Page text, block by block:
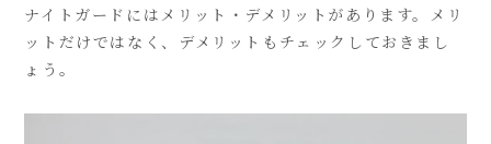
ナイトガードにはメリット・デメリットがあります。メリ
ットだけではなく、デメリットもチェックしておきまし
ょう。